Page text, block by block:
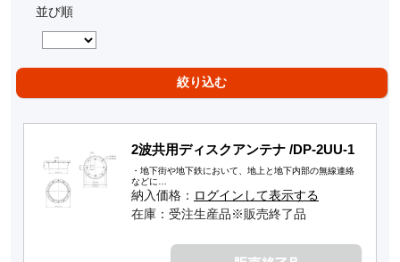
並び順
2波共用ディスクアンテナ /DP-2UU-1
・地下街や地下鉄において、地上と地下内部の無線連絡
などに…
納入価格： ログインして表示する
在庫：受注生産品※販売終了品